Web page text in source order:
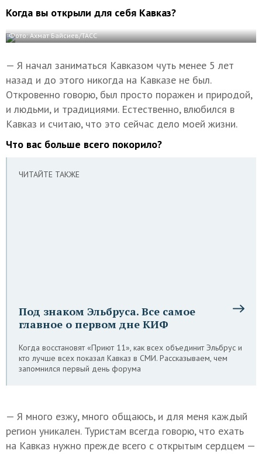
Когда вы открыли для себя Кавказ?
Фото: Ахмат Байсиев/ТАСС
— Я начал заниматься Кавказом чуть менее 5 лет
назад и до этого никогда на Кавказе не был.
Откровенно говорю, был просто поражен и природой,
и людьми, и традициями. Естественно, влюбился в
Кавказ и считаю, что это сейчас дело моей жизни.
Что вас больше всего покорило?
ЧИТАЙТЕ ТАКЖЕ
Под знаком Эльбруса. Все самое
главное о первом дне КИФ
Когда восстановят «Приют 11», как всех объединит Эльбрус и
кто лучше всех показал Кавказ в СМИ. Рассказываем, чем
запомнился первый день форума
— Я много езжу, много общаюсь, и для меня каждый
регион уникален. Туристам всегда говорю, что ехать
на Кавказ нужно прежде всего с открытым сердцем —